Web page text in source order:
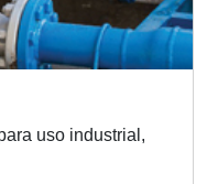
uso industrial,